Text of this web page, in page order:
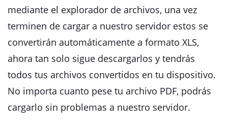
mediante el explorador de archivos, una vez
terminen de cargar a nuestro servidor estos se
convertirán automáticamente a formato XLS,
ahora tan solo sigue descargarlos y tendrás
todos tus archivos convertidos en tu dispositivo.
No importa cuanto pese tu archivo PDF, podrás
cargarlo sin problemas a nuestro servidor.